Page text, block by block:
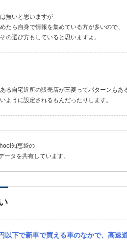
無いと思いますが
たら自身で情報を集めている方が多いので、
の選び方もしていると思いますよ。
る自宅近所の販売店が三菱ってパターンも
ように設定されるもんだったりします。
知恵袋の
ータを共有しています。
かで、高速道路などで安定して走れる車って何ですか？ イメージじゃなくて、